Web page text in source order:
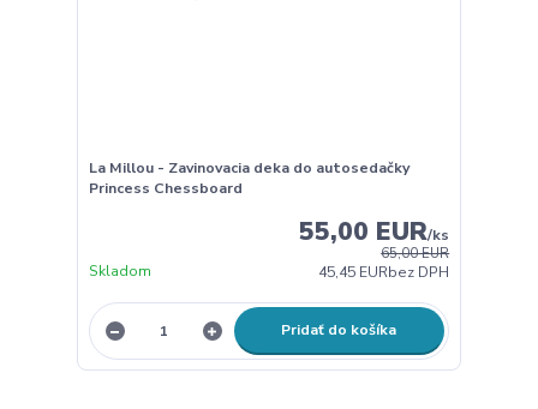
La Millou - Zavinovacia deka do autosedačky
Princess Chessboard
65,00 EUR
55,00 EUR/ks
45,45 EURbez DPH
Skladom
Pridať do košíka